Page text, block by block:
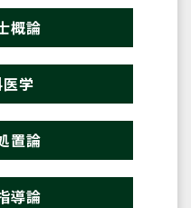
概論
学
置論
導論